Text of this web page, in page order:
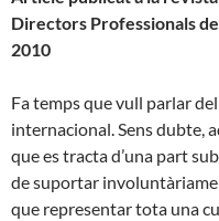
Directors Professionals
2010
Fa temps que vull parlar
internacional. Sens dubte,
que es tracta d’una part
de suportar
que representar tota una